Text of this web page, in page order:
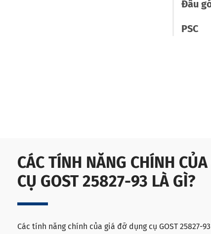
Đầu
PSC
CÁC TÍNH NĂNG CHÍNH
CỤ GOST 25827-93 LÀ GÌ?
Các tính năng chính của giá đỡ dụng cụ GOST 25827-